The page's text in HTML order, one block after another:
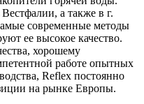
а также в г.
современные методы
ее высокое качество.
хорошему
работе опытных
Reflex постоянно
на рынке Европы.